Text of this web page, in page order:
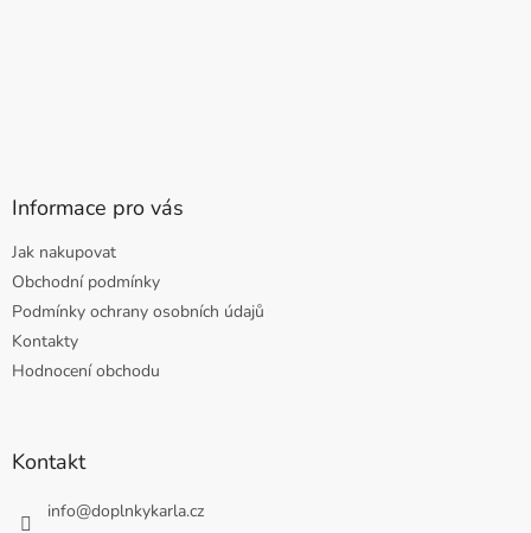
Informace pro vás
Jak nakupovat
Obchodní podmínky
Podmínky ochrany osobních údajů
Kontakty
Hodnocení obchodu
Kontakt
info@doplnkykarla.cz